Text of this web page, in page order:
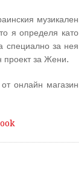
музикален
я определя като
специално за нея
проект за Жени.
онлайн магазин